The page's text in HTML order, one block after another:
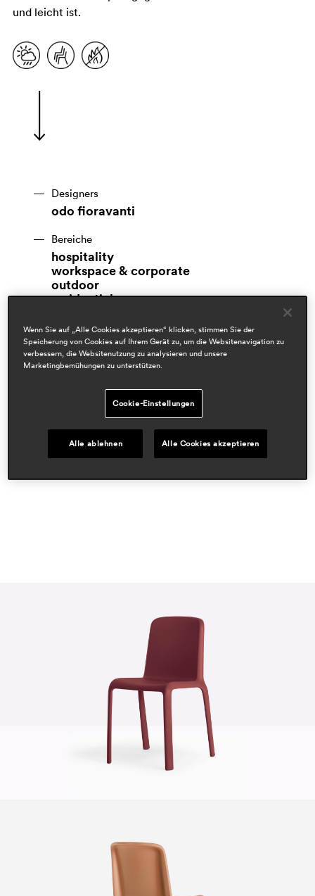
und leicht ist.
Designers
odo fioravanti
Bereiche
hospitality
workspace & corporate
outdoor
residential
Auszeichnungen
wallpaper
oct 2019, uk
interni
Wenn Sie auf „Alle Cookies akzeptieren“ klicken, stimmen Sie der
Speicherung von Cookies auf Ihrem Gerät zu, um die Websitenavigation zu
verbessern, die Websitenutzung zu analysieren und unsere
Marketingbemühungen zu unterstützen.
Cookie-Einstellungen
Alle ablehnen Alle Cookies akzeptieren